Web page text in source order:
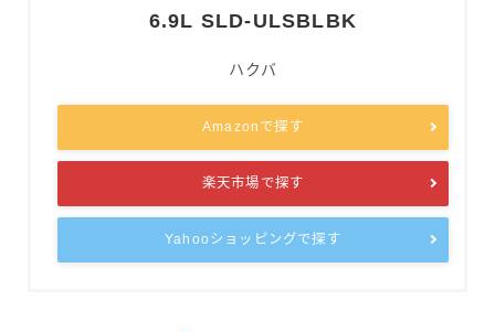
6.9L SLD-ULSBLBK
ハクバ
Amazonで探す
楽天市場で探す
Yahooショッピングで探す